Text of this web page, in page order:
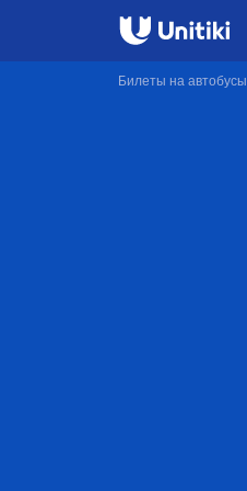
Билеты на автобусы